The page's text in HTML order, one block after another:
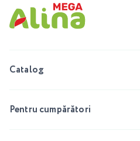
Catalog
Pentru cumpărători